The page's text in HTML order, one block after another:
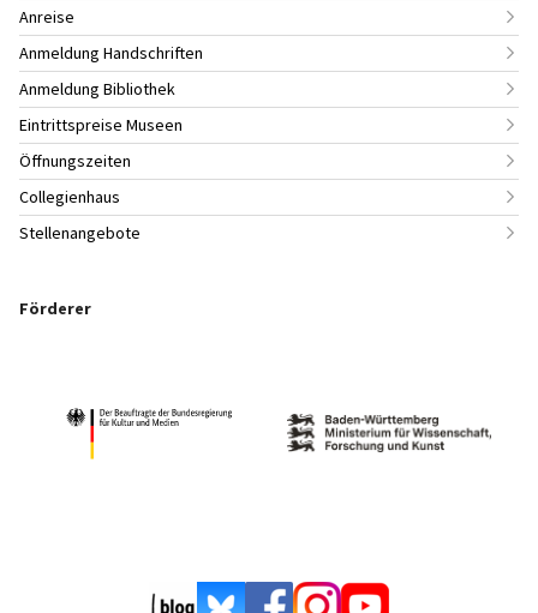
Anreise
Anmeldung Handschriften
Anmeldung Bibliothek
Eintrittspreise Museen
Öffnungszeiten
Collegienhaus
Stellenangebote
Förderer